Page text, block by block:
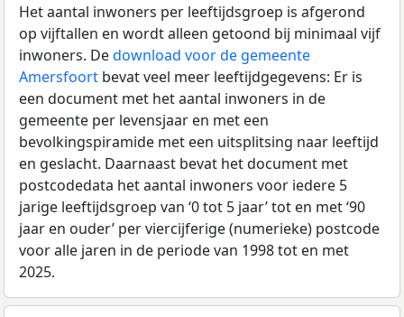
Het aantal inwoners per leeftijdsgroep is afgerond
op vijftallen en wordt alleen getoond bij minimaal vijf
inwoners. Dedownload voor de gemeente
Amersfoort bevat veel meer leeftijdgegevens: Er is
een document met het aantal inwoners in de
gemeente per levensjaar en met een
bevolkingspiramide met een uitsplitsing naar leeftijd
en geslacht. Daarnaast bevat het document met
postcodedata het aantal inwoners voor iedere 5
jarige leeftijdsgroep van ‘0 tot 5 jaar’ tot en met ‘90
jaar en ouder’ per viercijferige (numerieke) postcode
voor alle jaren in de periode van 1998 tot en met
2025.